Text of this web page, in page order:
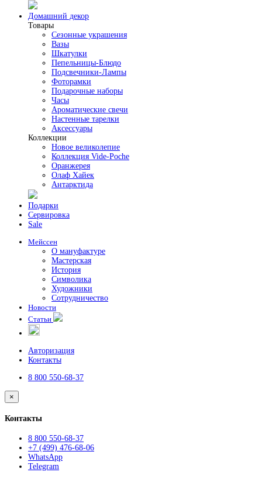
Домашний декор
Товары
Сезонные украшения
Вазы
Шкатулки
Пепельницы-Блюдо
Подсвечники-Лампы
Фоторамки
Подарочные наборы
Часы
Ароматические свечи
Настенные тарелки
Аксессуары
Коллекции
Новое великолепие
Коллекция Vide-Poche
Оранжерея
Олаф Хайек
Антарктида
Подарки
Сервировка
Sale
Мейссен
О мануфактуре
Мастерская
История
Символика
Художники
Сотрудничество
Новости
Статьи
Авторизация
Контакты
8 800 550-68-37
×
Контакты
8 800 550-68-37
+7 (499) 476-68-06
WhatsApp
Telegram